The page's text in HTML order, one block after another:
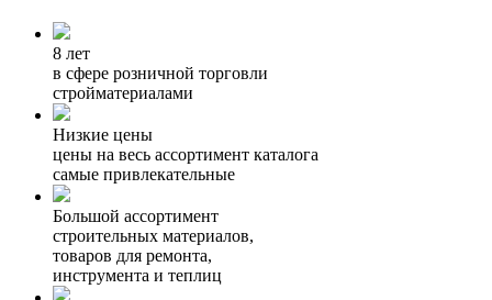
8 лет
в сфере розничной торговли
стройматериалами
Низкие цены
цены на весь ассортимент каталога
самые привлекательные
Большой ассортимент
строительных материалов,
товаров для ремонта,
инструмента и теплиц